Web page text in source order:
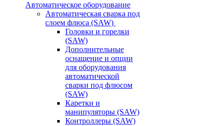
Автоматическое оборудование
Автоматическая сварка под
слоем флюса (SAW)
Головки и горелки
(SAW)
Дополнительные
оснащение и опции
для оборудования
автоматической
сварки под флюсом
(SAW)
Каретки и
манипуляторы (SAW)
Контроллеры (SAW)